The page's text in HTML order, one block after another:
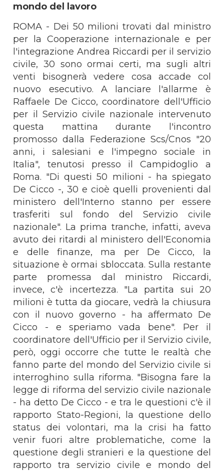
mondo del lavoro
ROMA - Dei 50 milioni trovati dal ministro
per la Cooperazione internazionale e per
l'integrazione Andrea Riccardi per il servizio
civile, 30 sono ormai certi, ma sugli altri
venti bisognerà vedere cosa accade col
nuovo esecutivo. A lanciare l'allarme è
Raffaele De Cicco, coordinatore dell'Ufficio
per il Servizio civile nazionale intervenuto
questa mattina durante l'incontro
promosso dalla Federazione Scs/Cnos "20
anni, i salesiani e l'impegno sociale in
Italia", tenutosi presso il Campidoglio a
Roma. "Di questi 50 milioni - ha spiegato
De Cicco -, 30 e cioè quelli provenienti dal
ministero dell'Interno stanno per essere
trasferiti sul fondo del Servizio civile
nazionale". La prima tranche, infatti, aveva
avuto dei ritardi al ministero dell'Economia
e delle finanze, ma per De Cicco, la
situazione è ormai sbloccata. Sulla restante
parte promessa dal ministro Riccardi,
invece, c'è incertezza. "La partita sui 20
milioni è tutta da giocare, vedrà la chiusura
con il nuovo governo - ha affermato De
Cicco - e speriamo vada bene". Per il
coordinatore dell'Ufficio per il Servizio civile,
però, oggi occorre che tutte le realtà che
fanno parte del mondo del Servizio civile si
interroghino sulla riforma. "Bisogna fare la
legge di riforma del servizio civile nazionale
- ha detto De Cicco - e tra le questioni c'è il
rapporto Stato-Regioni, la questione dello
status dei volontari, ma la crisi ha fatto
venir fuori altre problematiche, come la
questione degli stranieri e la questione del
rapporto tra servizio civile e mondo del